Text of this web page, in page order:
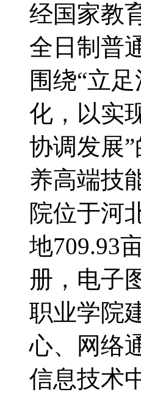
经国家教
全日制普
围绕“立
化，以实
协调发展
养高端技
院位于河
地709.93
册，电子
职业学院
心、网络
信息技术